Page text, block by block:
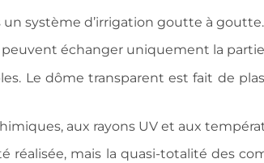
système d’irrigation goutte à goutte.
échanger uniquement la
Le dôme transparent est fait de
aux rayons UV et aux
réalisée, mais la quasi-totalité des